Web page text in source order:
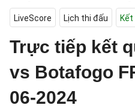
LiveScore Lịch thi đấu Kết
Trực tiếp kết
vs Botafogo
06-2024